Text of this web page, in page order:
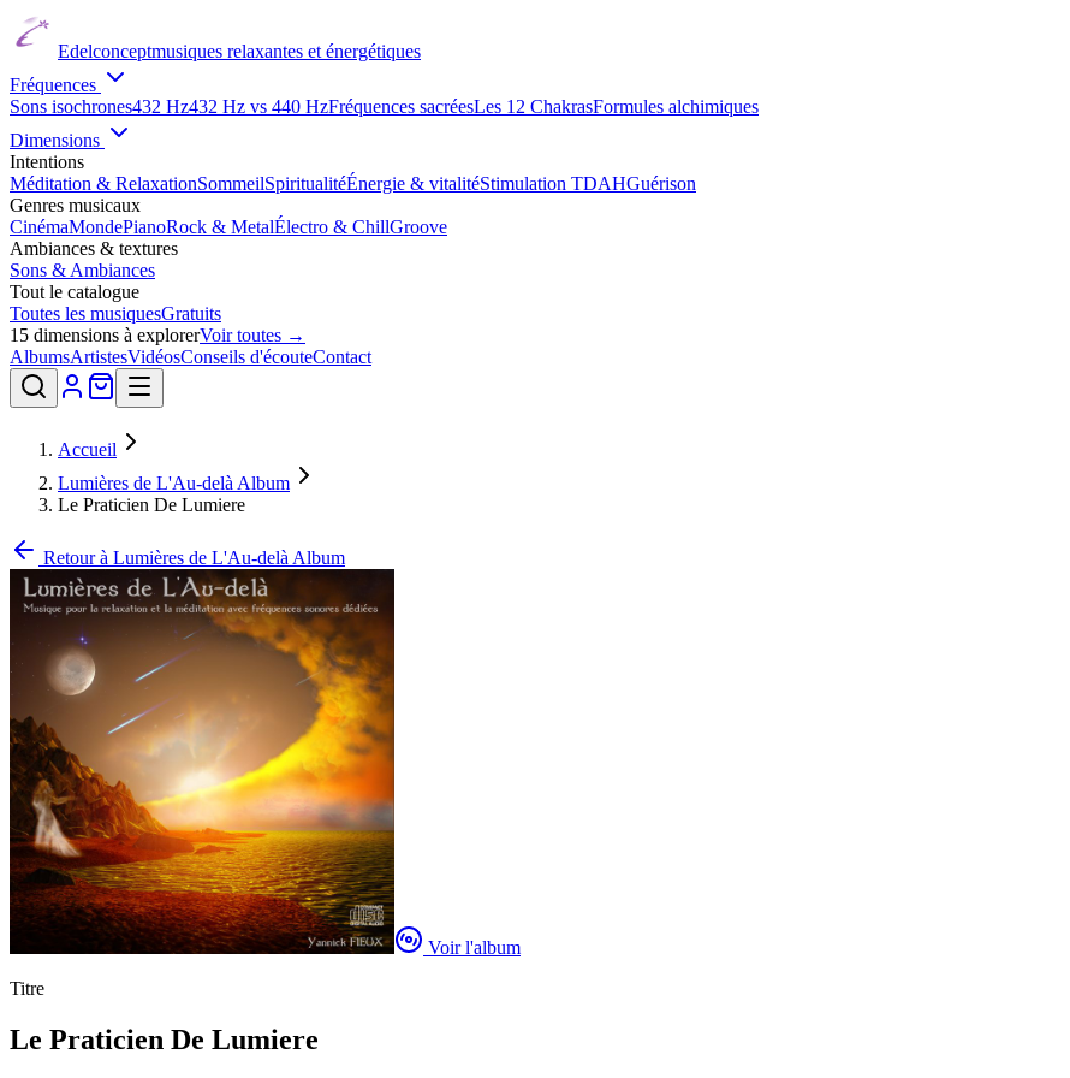
Edelconceptmusiques relaxantes et énergétiques
Fréquences
Sons isochrones432 Hz432 Hz vs 440 HzFréquences sacréesLes 12 ChakrasFormules alchimiques
Dimensions
Intentions
Méditation & RelaxationSommeilSpiritualitéÉnergie & vitalitéStimulation TDAHGuérison
Genres musicaux
CinémaMondePianoRock & MetalÉlectro & ChillGroove
Ambiances & textures
Sons & Ambiances
Tout le catalogue
Toutes les musiquesGratuits
15 dimensions à explorerVoir toutes →
AlbumsArtistesVidéosConseils d'écouteContact
Accueil
Lumières de L'Au-delà Album
Le Praticien De Lumiere
Retour à Lumières de L'Au-delà Album
Voir l'album
Titre
Le Praticien De Lumiere